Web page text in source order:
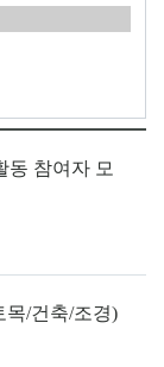
동 참여자 모
목/건축/조경)